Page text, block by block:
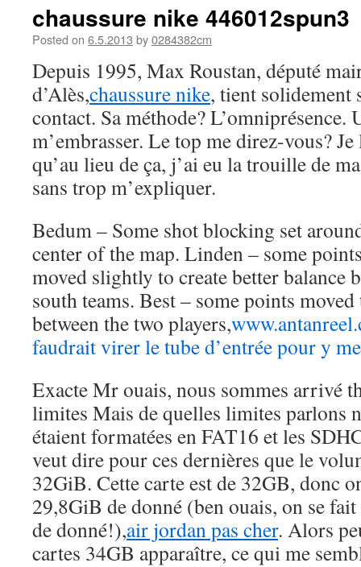
chaussure nike 446012spun3
Posted on 6.5.2013 by0284382cm
Depuis 1995, Max Roustan, député
d’Alès,chaussure nike, tient solidement
contact. Sa méthode? L’omniprésence.
m’embrasser. Le top me direz-vous?
qu’au lieu de ça, j’ai eu la trouille de
sans trop m’expliquer.
Bedum – Some shot blocking set
center of the map. Linden – some
moved slightly to create better balance
south teams. Best – some points
between the two players,
faudrait virer le tube d’entrée pour y
Exacte Mr ouais, nous sommes arrivé
limites Mais de quelles limites parlons
étaient formatées en FAT16 et les
veut dire pour ces dernières que le
32GiB. Cette carte est de 32GB, donc
29,8GiB de donné (ben ouais, on se
de donné!),air jordan pas cher. Alors
cartes 34GB apparaître, ce qui me